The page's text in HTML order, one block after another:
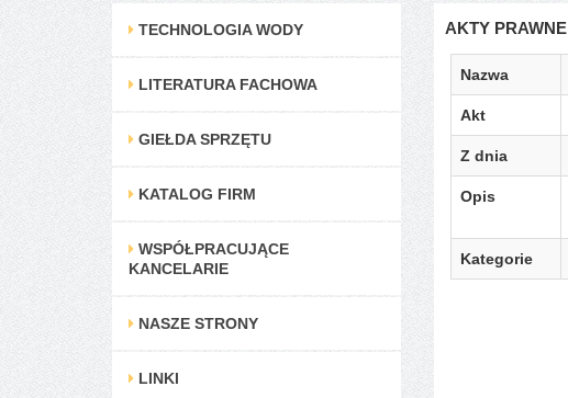
TECHNOLOGIA WODY
LITERATURA FACHOWA
GIEŁDA SPRZĘTU
KATALOG FIRM
WSPÓŁPRACUJĄCE
KANCELARIE
NASZE STRONY
LINKI
AKTY PRAWNE
Nazwa
Akt
Z dnia
Opis
Kategorie